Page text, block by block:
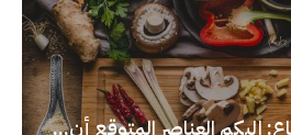
إليكم العناصر المتوقع أن...